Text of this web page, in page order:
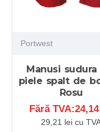
Portwest
Manusi
piele spalt de
Rosu
Fără
29,21 lei cu